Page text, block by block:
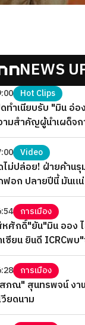
NEWS
Hot Clips
ดทำเนียบรับ "มิน อ่
ามสำคัญผู้นำเผด็จก
Video
ม่ปล่อย! ฝ่ายค้าน
ฟอก ปลายปีนี้ มันแน่
การเมือง
ศักดิ์"ยัน"มิน ออง
เซียน ยินดี ICRCพบ
การเมือง
ภณ" สุนทรพจน์ งา
วียดนาม